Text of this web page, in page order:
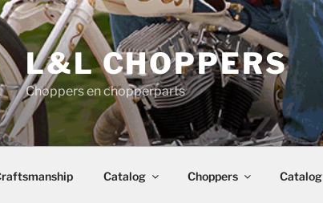
L&L CHOPPERS
Choppers en chopperparts
Catalog Choppers Catalog